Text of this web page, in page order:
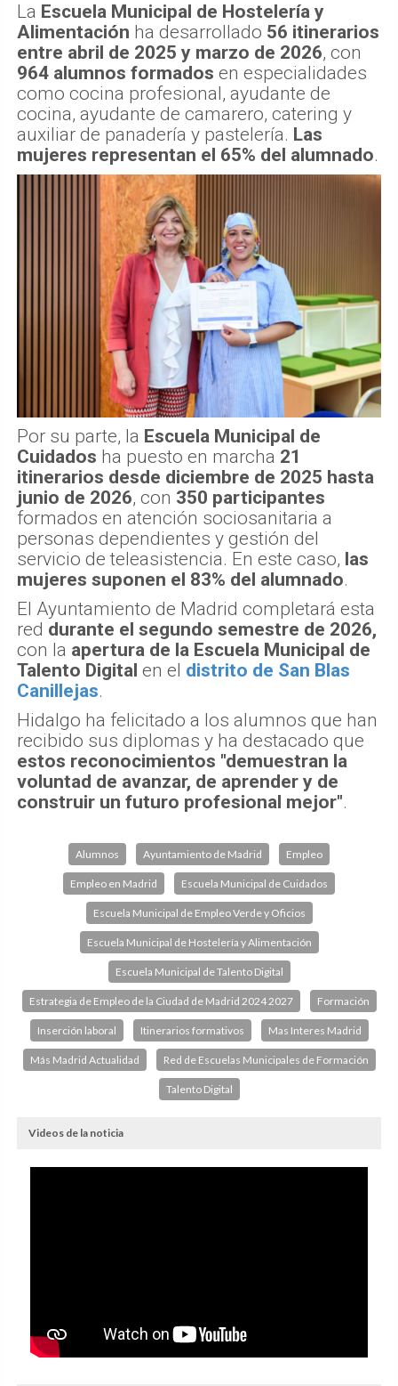
La Escuela Municipal de Hostelería y
Alimentación ha desarrollado 56 itinerarios
entre abril de 2025 y marzo de 2026, con
964 alumnos formados en especialidades
como cocina profesional, ayudante de
cocina, ayudante de camarero, catering y
auxiliar de panadería y pastelería. Las
mujeres representan el 65% del alumnado.
Por su parte, la Escuela Municipal de
Cuidados ha puesto en marcha 21
itinerarios desde diciembre de 2025 hasta
junio de 2026, con 350 participantes
formados en atención sociosanitaria a
personas dependientes y gestión del
servicio de teleasistencia. En este caso, las
mujeres suponen el 83% del alumnado.
El Ayuntamiento de Madrid completará esta
red durante el segundo semestre de 2026,
con la apertura de la Escuela Municipal de
Talento Digital en el distrito de San Blas
Canillejas.
Hidalgo ha felicitado a los alumnos que han
recibido sus diplomas y ha destacado que
estos reconocimientos "demuestran la
voluntad de avanzar, de aprender y de
construir un futuro profesional mejor".
Alumnos Ayuntamiento de Madrid Empleo
Empleo en Madrid Escuela Municipal de Cuidados
Escuela Municipal de Empleo Verde y Oficios
Escuela Municipal de Hostelería y Alimentación
Escuela Municipal de Talento Digital
Estrategia de Empleo de la Ciudad de Madrid 2024 2027 Formación
Inserción laboral Itinerarios formativos Mas Interes Madrid
Más Madrid Actualidad Red de Escuelas Municipales de Formación
Talento Digital
Videos de la noticia